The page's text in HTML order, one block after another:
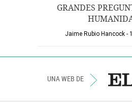
GRANDES
Jaime Rubio Hancock
UNA WEB DE